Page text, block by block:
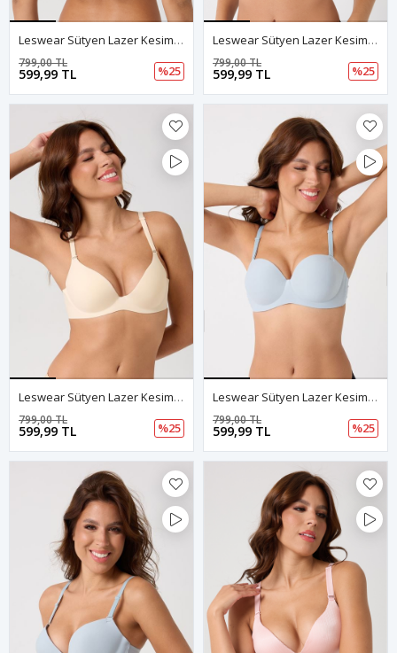
Leswear Sütyen Lazer Kesim Açık Gri Renk Sütyen – Şıklık Ve Konfor
599,99 TL
799,00 TL
%25
Leswear Sütyen Lazer Kesim Açık Gri Renk Sütyen – Zarif Konfor
599,99 TL
799,00 TL
%25
Leswear Sütyen Lazer Kesim Açık Krem Renk Sütyen - Dolgulu Sütyen - Askısı Çıkarılabilir
599,99 TL
799,00 TL
%25
Leswear Sütyen Lazer Kesim Açık Mavi Sütyen - Dolgulu Sütyen - Askısı Çıkarılabilir
599,99 TL
799,00 TL
%25